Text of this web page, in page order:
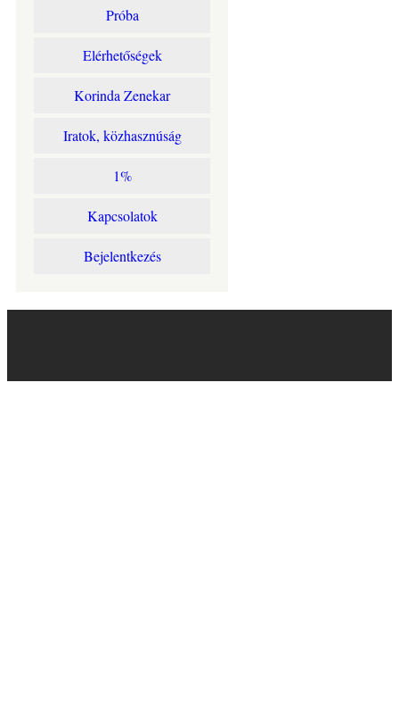
Próba
Elérhetőségek
Korinda Zenekar
Iratok, közhasznúság
1%
Kapcsolatok
Bejelentkezés